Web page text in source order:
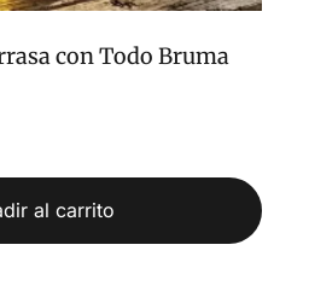
con Todo Bruma
al carrito